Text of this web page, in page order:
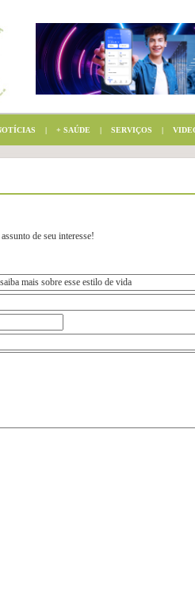
| + SAÚDE | SERVIÇOS |
de seu interesse!